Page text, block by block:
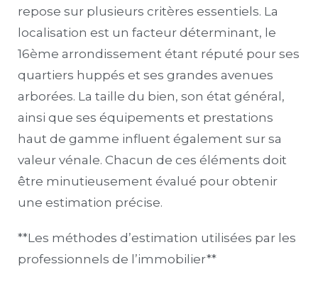
repose sur plusieurs critères essentiels. La
localisation est un facteur déterminant, le
16ème arrondissement étant réputé pour ses
quartiers huppés et ses grandes avenues
arborées. La taille du bien, son état général,
ainsi que ses équipements et prestations
haut de gamme influent également sur sa
valeur vénale. Chacun de ces éléments doit
être minutieusement évalué pour obtenir
une estimation précise.
**Les méthodes d’estimation utilisées par les
professionnels de l’immobilier**